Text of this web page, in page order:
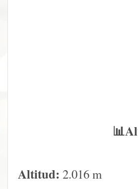
Altitud: 2.016 m